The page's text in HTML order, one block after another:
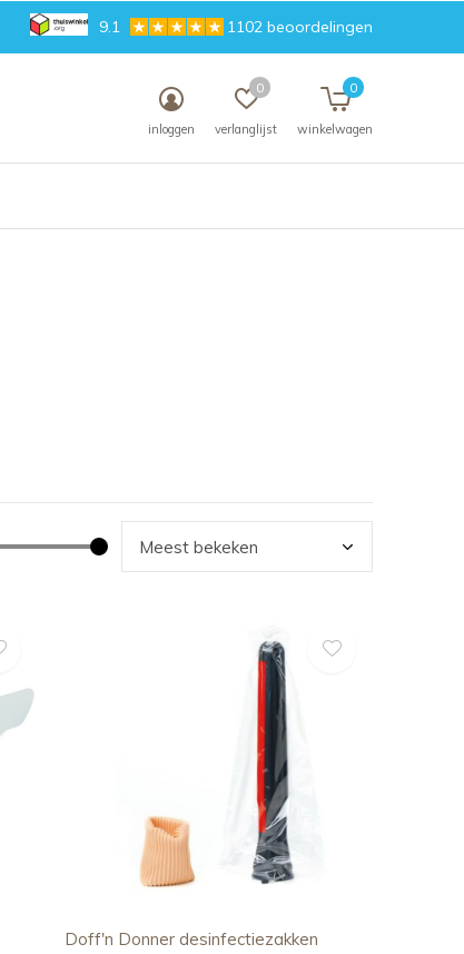
inloggen verlanglijst
0
winkelwagen
0
9.1 1102 beoordelingen
Doff'n Donner desinfectiezakken